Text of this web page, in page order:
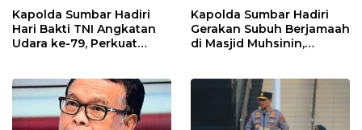
Kapolda Sumbar Hadiri
Hari Bakti TNI Angkatan
Udara ke-79, Perkuat
Kapolda Sumbar Hadiri
Gerakan Subuh Berjamaah
di Masjid Muhsinin,